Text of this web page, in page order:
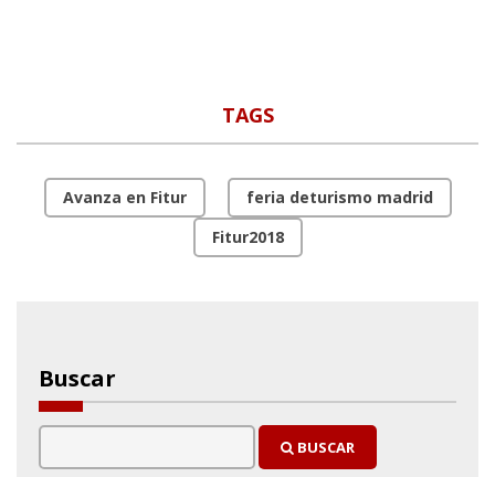
TAGS
Avanza en Fitur
feria deturismo madrid
Fitur2018
Buscar
BUSCAR